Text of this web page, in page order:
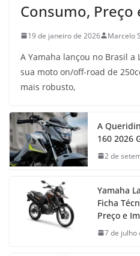
Consumo, Preço
19 de janeiro de 2026 Marcelo
A Yamaha lançou no Brasil a
sua moto on/off-road de
mais robusto,
A
160 2026
2 de
Yamaha
Ficha
Preço e
7 de julho